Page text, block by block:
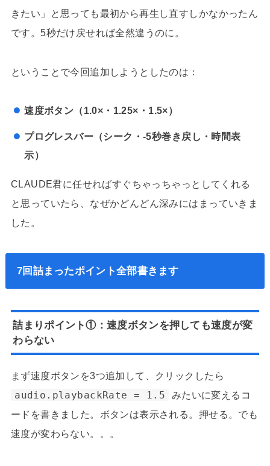
きたい」と思っても最初から再生し直すしかなかったん
です。5秒だけ戻せれば全然違うのに。
ということで今回追加しようとしたのは：
速度ボタン（1.0×・1.25×・1.5×）
プログレスバー（シーク・-5秒巻き戻し・時間表
示）
CLAUDE君に任せればすぐちゃっちゃっとしてくれる
と思っていたら、なぜかどんどん深みにはまっていきま
した。
7回詰まったポイント全部書きます
詰まりポイント①：速度ボタンを押しても速度が変
わらない
まず速度ボタンを3つ追加して、クリックしたら
audio.playbackRate = 1.5
みたいに変えるコ
ードを書きました。ボタンは表示される。押せる。でも
速度が変わらない。。。